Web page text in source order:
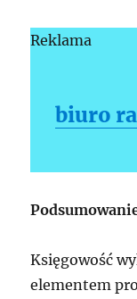
Reklama
biuro
Księgowość
elementem